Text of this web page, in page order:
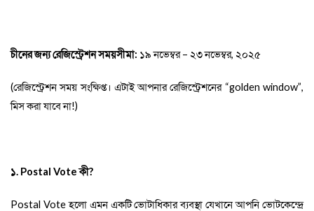
চীনের জন্য রেজিস্ট্রেশন সময়সীমা: ১৯ নভেম্বর– ২৩ নভেম্বর, ২০২৫
(রেজিস্ট্রেশন সময় সংক্ষিপ্ত। এটাই আপনার রেজিস্ট্রেশনের “golden window”,
মিস করা যাবে না!)
১. Postal Vote কী?
Postal Vote হলো এমন একটি ভোটাধিকার ব্যবস্থা যেখানে আপনি ভোটকেন্দ্রে